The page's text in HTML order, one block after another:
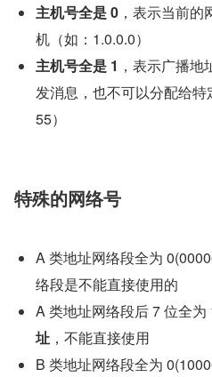
主机号全是 0 ，表示当前
机（如：1.0.0.0）
主机号全是 1 ，表示广播
发消息，也不可以分配给
55）
特殊的网络号
A 类地址网络段全为
络段是不能直接使用的
A 类地址网络段后 7 位全
址 ，不能直接使用
B 类地址网络段全为